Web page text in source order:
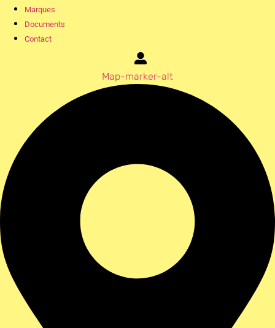
Marques
Documents
Contact
Map-marker-alt